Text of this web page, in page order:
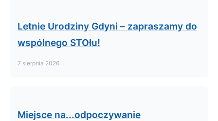
Letnie Urodziny Gdyni – zapraszamy do
wspólnego STOłu!
7 sierpnia 2026
Miejsce na...odpoczywanie